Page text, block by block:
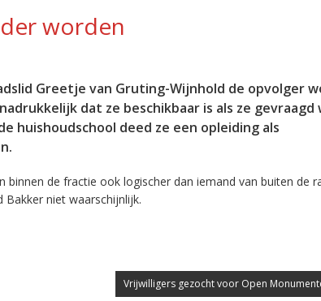
worden
Greetje van Gruting-Wijnhold de opvolger
dat ze beschikbaar is als ze gevraagd
huishoudschool deed ze een opleiding als
de fractie ook logischer dan iemand van buiten de
Bakker niet waarschijnlijk.
Vrijwilligers gezocht voor Open